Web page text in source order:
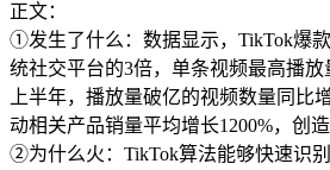
正文：
①发生了什么：数据显示，TikTok爆
统社交平台的3倍，单条视频最高播放
上半年，播放量破亿的视频数量同比
动相关产品销量平均增长1200%，创
②为什么火：TikTok算法能够快速识